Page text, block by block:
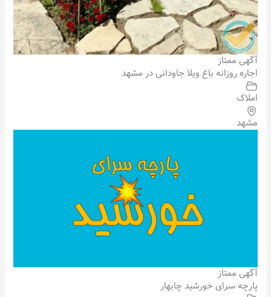
آگهی ممتاز
اجاره روزانه باغ ویلا جاودانی در مشهد
املاک
مشهد
آگهی ممتاز
پارچه سرای خورشید چابهار